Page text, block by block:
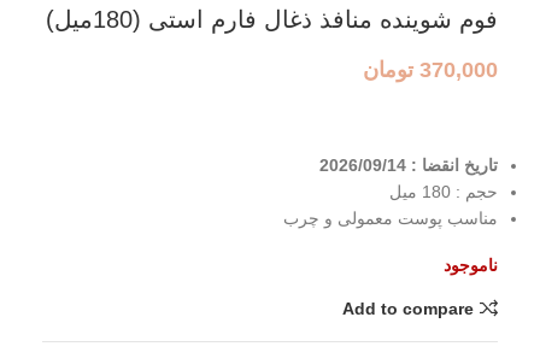
فوم شوینده منافذ ذغال فارم استی (180میل)
370,000 تومان
تاریخ انقضا : 2026/09/14
حجم : 180 میل
مناسب پوست معمولی و چرب
ناموجود
Add to compare